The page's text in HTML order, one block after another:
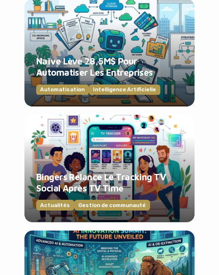
Naïve Lève 28,5M$ Pour
Automatiser Les Entreprises
Automatisation Intelligence Artificielle
Bingers Relance Le Tracking TV
Social Après TV Time
Actualités Gestion de communauté